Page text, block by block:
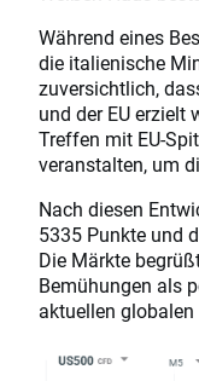
Während eines
die italienische
zuversichtlich,
und der EU erzielt
Treffen mit EU-
veranstalten, um
Nach diesen
5335 Punkte und
Die Märkte
Bemühungen als
aktuellen